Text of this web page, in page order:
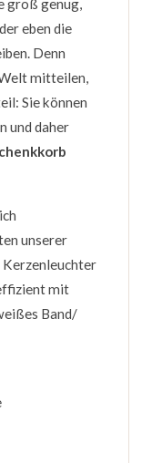
groß genug,
eben die
Denn
mitteilen,
Sie können
und daher
unserer
Kerzenleuchter
mit
Band/